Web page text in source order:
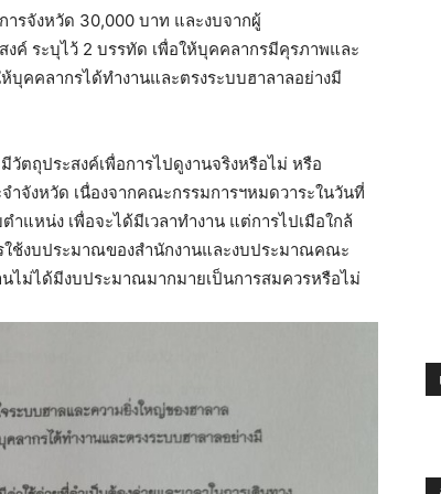
รจังหวัด 30,000 บาท และงบจากผู้
ระบุไว้ 2 บรรทัด เพื่อให้บุคคลากรมีคุรภาพและ
บุคคลากรได้ทำงานและตรงระบบฮาลาลอย่างมี
วัตถุประสงค์เพื่อการไปดูงานจริงหรือไม่ หรือ
ำจังหวัด เนื่องจากคณะกรรมการฯหมดวาระในวันที่
แหน่ง เพื่อจะได้มีเวลาทำงาน แต่การไปเมือใกล้
ช้งบประมาณของสำนักงานและงบประมาณคณะ
ไม่ได้มีงบประมาณมากมายเป็นการสมควรหรือไม่